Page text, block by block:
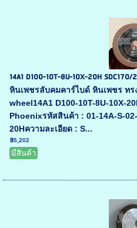
14A1 D100-10T-8U-10X-20H SDC170/
หินเพชรลับคมคาร์ไบด์ หินเพชร ทร
wheel14A1 D100-10T-8U-10X-
Phoenixรหัสสินค้า : 01-14A-S-
20Hความละเอียด : S...
฿5,202
มีสินค้า